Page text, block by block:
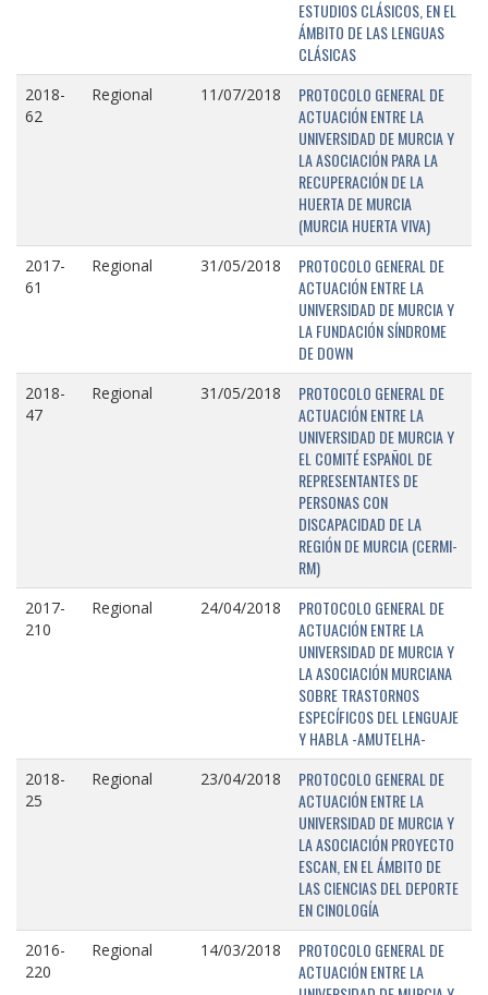
ESTUDIOS CLÁSICOS, EN EL
ÁMBITO DE LAS LENGUAS
CLÁSICAS
2018-
62
Regional 11/07/2018
PROTOCOLO GENERAL DE
ACTUACIÓN ENTRE LA
UNIVERSIDAD DE MURCIA Y
LA ASOCIACIÓN PARA LA
RECUPERACIÓN DE LA
HUERTA DE MURCIA
(MURCIA HUERTA VIVA)
2017-
61
Regional 31/05/2018
PROTOCOLO GENERAL DE
ACTUACIÓN ENTRE LA
UNIVERSIDAD DE MURCIA Y
LA FUNDACIÓN SÍNDROME
DE DOWN
2018-
47
Regional 31/05/2018
PROTOCOLO GENERAL DE
ACTUACIÓN ENTRE LA
UNIVERSIDAD DE MURCIA Y
EL COMITÉ ESPAÑOL DE
REPRESENTANTES DE
PERSONAS CON
DISCAPACIDAD DE LA
REGIÓN DE MURCIA (CERMI-
RM)
2017-
210
Regional 24/04/2018
PROTOCOLO GENERAL DE
ACTUACIÓN ENTRE LA
UNIVERSIDAD DE MURCIA Y
LA ASOCIACIÓN MURCIANA
SOBRE TRASTORNOS
ESPECÍFICOS DEL LENGUAJE
Y HABLA -AMUTELHA-
2018-
25
Regional 23/04/2018
PROTOCOLO GENERAL DE
ACTUACIÓN ENTRE LA
UNIVERSIDAD DE MURCIA Y
LA ASOCIACIÓN PROYECTO
ESCAN, EN EL ÁMBITO DE
LAS CIENCIAS DEL DEPORTE
EN CINOLOGÍA
2016-
220
Regional 14/03/2018
PROTOCOLO GENERAL DE
ACTUACIÓN ENTRE LA